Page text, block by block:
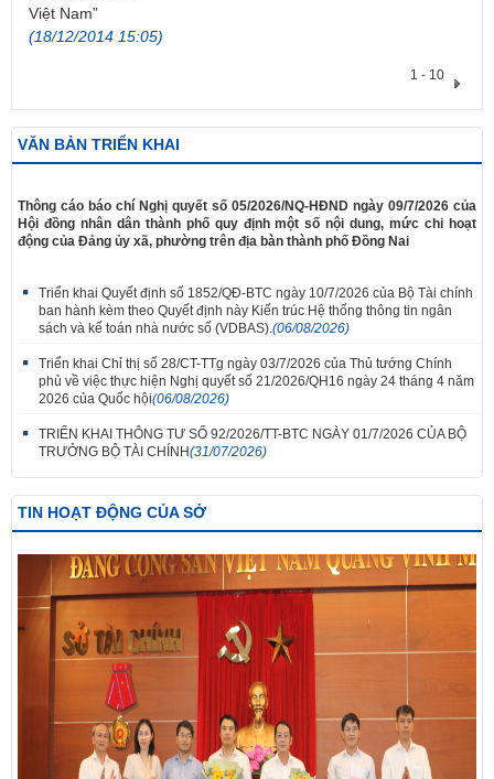
Việt Nam”
(18/12/2014 15:05)
1 - 10
VĂN BẢN TRIỂN KHAI
​Thông cáo báo chí Nghị quyết số 05/2026/NQ-HĐND ngày 09/7/2026 của
Hội đồng nhân dân thành phố quy định một số nội dung, mức chi hoạt
động của Đảng ủy xã, phường trên địa bàn thành phố Đồng Nai
Triển khai Quyết định số 1852/QĐ-BTC ngày 10/7/2026 của Bộ Tài chính
ban hành kèm theo Quyết định này Kiến trúc Hệ thống thông tin ngân
sách và kế toán nhà nước số (VDBAS). (06/08/2026)
Triển khai Chỉ thị số 28/CT-TTg ngày 03/7/2026 của Thủ tướng Chính
phủ về việc thực hiện Nghị quyết số 21/2026/QH16 ngày 24 tháng 4 năm
2026 của Quốc hội(06/08/2026)
TRIỂN KHAI THÔNG TƯ SỐ 92/2026/TT-BTC NGÀY 01/7/2026 CỦA BỘ
TRƯỞNG BỘ TÀI CHÍNH(31/07/2026)
TIN HOẠT ĐỘNG CỦA SỞ